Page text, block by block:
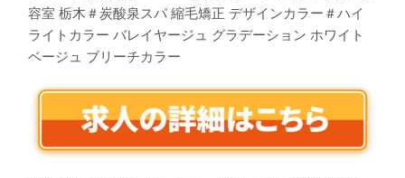
容室 栃木＃炭酸泉スパ 縮毛矯正 デザインカラー＃ハイ
ライトカラー バレイヤージュ グラデーション ホワイト
ベージュ ブリーチカラー